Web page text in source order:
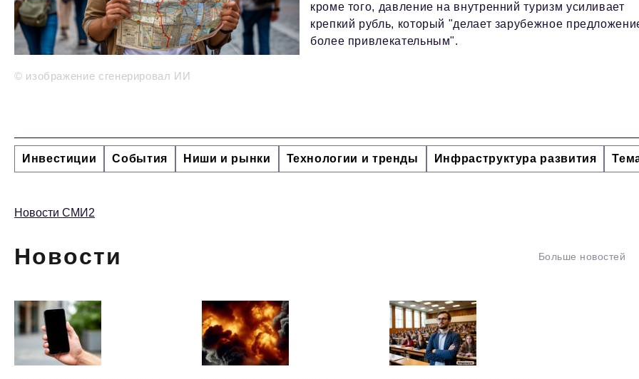
© изображение сгенерировал ИИ
кроме того, давление на внутренний туризм усиливает
крепкий рубль, который "делает зарубежное
более привлекательным".
Инвестиции События Ниши и рынки Технологии и тренды Инфраструктура развития
Новости СМИ2
Новости Больше новостей